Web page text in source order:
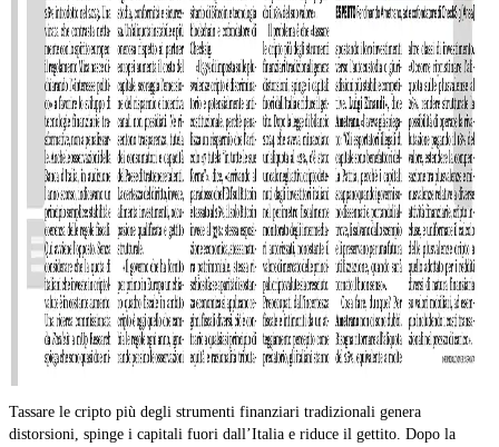
Tassare le cripto più degli strumenti finanziari tradizionali genera
distorsioni, spinge i capitali fuori dall’Italia e riduce il gettito. Dopo la